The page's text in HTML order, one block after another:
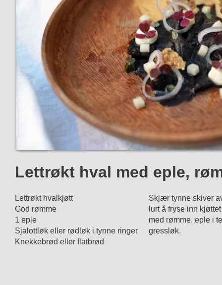
Lettrøkt hval med eple,
Lettrøkt hvalkjøtt
God rømme
1 eple
Sjalottløk eller rødløk i tynne ringer
Knekkebrød eller flatbrød
Skjær tynne skiver
lurt å fryse inn
med rømme, eple i
gressløk.